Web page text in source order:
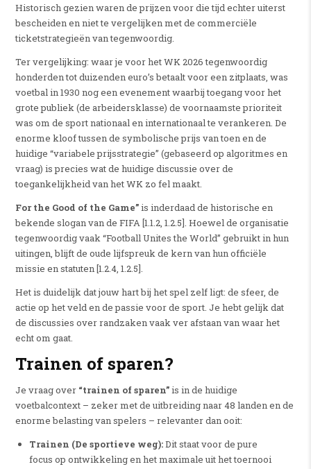
Historisch gezien waren de prijzen voor die tijd echter uiterst
bescheiden en niet te vergelijken met de commerciële
ticketstrategieën van tegenwoordig.
Ter vergelijking: waar je voor het WK 2026 tegenwoordig
honderden tot duizenden euro’s betaalt voor een zitplaats, was
voetbal in 1930 nog een evenement waarbij toegang voor het
grote publiek (de arbeidersklasse) de voornaamste prioriteit
was om de sport nationaal en internationaal te verankeren. De
enorme kloof tussen de symbolische prijs van toen en de
huidige “variabele prijsstrategie” (gebaseerd op algoritmes en
vraag) is precies wat de huidige discussie over de
toegankelijkheid van het WK zo fel maakt.
For the Good of the Game”is inderdaad de historische en
bekende slogan van de FIFA [1.1.2, 1.2.5]. Hoewel de organisatie
tegenwoordig vaak “Football Unites the World” gebruikt in hun
uitingen, blijft de oude lijfspreuk de kern van hun officiële
missie en statuten [1.2.4, 1.2.5].
Het is duidelijk dat jouw hart bij het spel zelf ligt: de sfeer, de
actie op het veld en de passie voor de sport. Je hebt gelijk dat
de discussies over randzaken vaak ver afstaan van waar het
echt om gaat.
Trainen of sparen?
Je vraag over “trainen of sparen”is in de huidige
voetbalcontext – zeker met de uitbreiding naar 48 landen en de
enorme belasting van spelers – relevanter dan ooit:
Trainen (De sportieve weg):Dit staat voor de pure
focus op ontwikkeling en het maximale uit het toernooi